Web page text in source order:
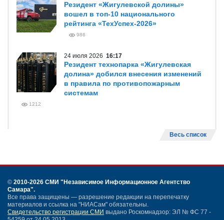
Резидент «Жигулевской долины»
вошел в топ-10 национального
рейтинга «ТехУспех-2026»
986
24 июля 2026 16:17
Резидент технопарка «Жигулевская
долина» добился внесения изменений
в правила по противопожарным
системам
1212
Весь список
© 2010-2026 СМИ "Независимое Информационное Агентство
Самара".
Все права защищены — разрешение редакции на перепечатку
материалов и ссылка на "НИАСам" обязательны.
Свидетельство регистрации СМИ выдано Роскомнадзор: ЭЛ № ФС 77 -